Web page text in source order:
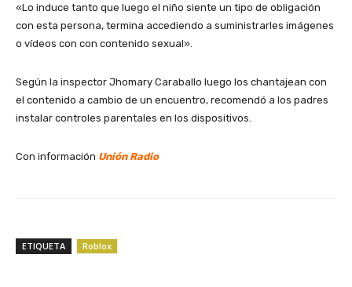
«Lo induce tanto que luego el niño siente un tipo de obligación
con esta persona, termina accediendo a suministrarles imágenes
o vídeos con con contenido sexual».
Según la inspector Jhomary Caraballo luego los chantajean con
el contenido a cambio de un encuentro, recomendó a los padres
instalar controles parentales en los dispositivos.
Con información Unión Radio
ETIQUETA Roblox